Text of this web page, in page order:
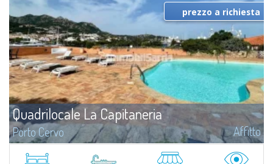
Quadrilocale La Capitaneria
Porto Cervo Affitto
​Splendido appartamento quadrilocale in affitto affacciato sul Porto
Vecchio di Porto Cervo, una delle mete più ambite e rinomate dell'intera
prezzo a richiesta